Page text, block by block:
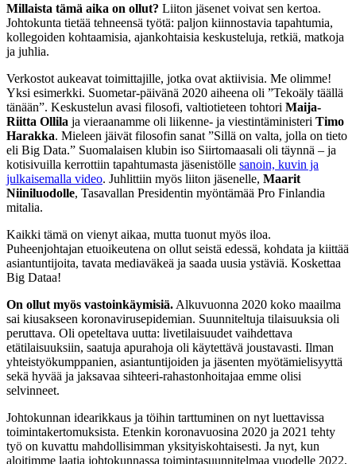
Millaista tämä aika on ollut? Liiton jäsenet voivat sen kertoa.
Johtokunta tietää tehneensä työtä: paljon kiinnostavia tapahtumia,
kollegoiden kohtaamisia, ajankohtaisia keskusteluja, retkiä, matkoja
ja juhlia.
Verkostot aukeavat toimittajille, jotka ovat aktiivisia. Me olimme!
Yksi esimerkki. Suometar-päivänä 2020 aiheena oli ”Tekoäly täällä
tänään”. Keskustelun avasi filosofi, valtiotieteen tohtori Maija-
Riitta Ollila ja vieraanamme oli liikenne- ja viestintäministeri Timo
Harakka. Mieleen jäivät filosofin sanat ”Sillä on valta, jolla on tieto
eli Big Data.” Suomalaisen klubin iso Siirtomaasali oli täynnä – ja
kotisivuilla kerrottiin tapahtumasta jäsenistölle sanoin, kuvin ja
julkaisemalla video. Juhlittiin myös liiton jäsenelle, Maarit
Niiniluodolle, Tasavallan Presidentin myöntämää Pro Finlandia
mitalia.
Kaikki tämä on vienyt aikaa, mutta tuonut myös iloa.
Puheenjohtajan etuoikeutena on ollut seistä edessä, kohdata ja kiittää
asiantuntijoita, tavata mediaväkeä ja saada uusia ystäviä. Koskettaa
Big Dataa!
On ollut myös vastoinkäymisiä. Alkuvuonna 2020 koko maailma
sai kiusakseen koronavirusepidemian. Suunniteltuja tilaisuuksia oli
peruttava. Oli opeteltava uutta: livetilaisuudet vaihdettava
etätilaisuuksiin, saatuja apurahoja oli käytettävä joustavasti. Ilman
yhteistyökumppanien, asiantuntijoiden ja jäsenten myötämielisyyttä
sekä hyvää ja jaksavaa sihteeri-rahastonhoitajaa emme olisi
selvinneet.
Johtokunnan idearikkaus ja töihin tarttuminen on nyt luettavissa
toimintakertomuksista. Etenkin koronavuosina 2020 ja 2021 tehty
työ on kuvattu mahdollisimman yksityiskohtaisesti. Ja nyt, kun
aloitimme laatia johtokunnassa toimintasuunnitelmaa vuodelle 2022,